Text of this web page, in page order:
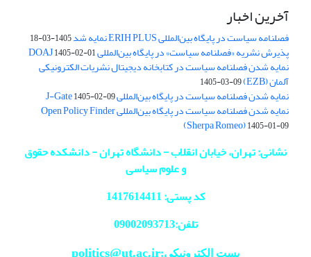
آخرین اخبار
فصلنامه سیاست در پایگاه بین‌المللی ERIH PLUS نمایه شد 1405-03-18
پذیرش نشریه «فصلنامه سیاست» در پایگاه بین‌المللی DOAJ1405-02-01
نمایه شدن فصلنامه سیاست در کتابخانه دیجیتال نشریات الکترونیکی
آلمان (EZB) 1405-03-09
نمایه شدن فصلنامه سیاست در پایگاه بین‌المللی J-Gate1405-02-09
نمایه شدن فصلنامه سیاست در پایگاه بین‌المللی Open Policy Finder
(Sherpa Romeo)1405-01-09
نشانی: تهران، خیابان انقلاب - دانشگاه تهران - دانشکده حقوق
و علوم سیاسی
کد پستی: 1417614411
تلفن:09002093713
پست الکترونیکی:politics@ut.ac.ir